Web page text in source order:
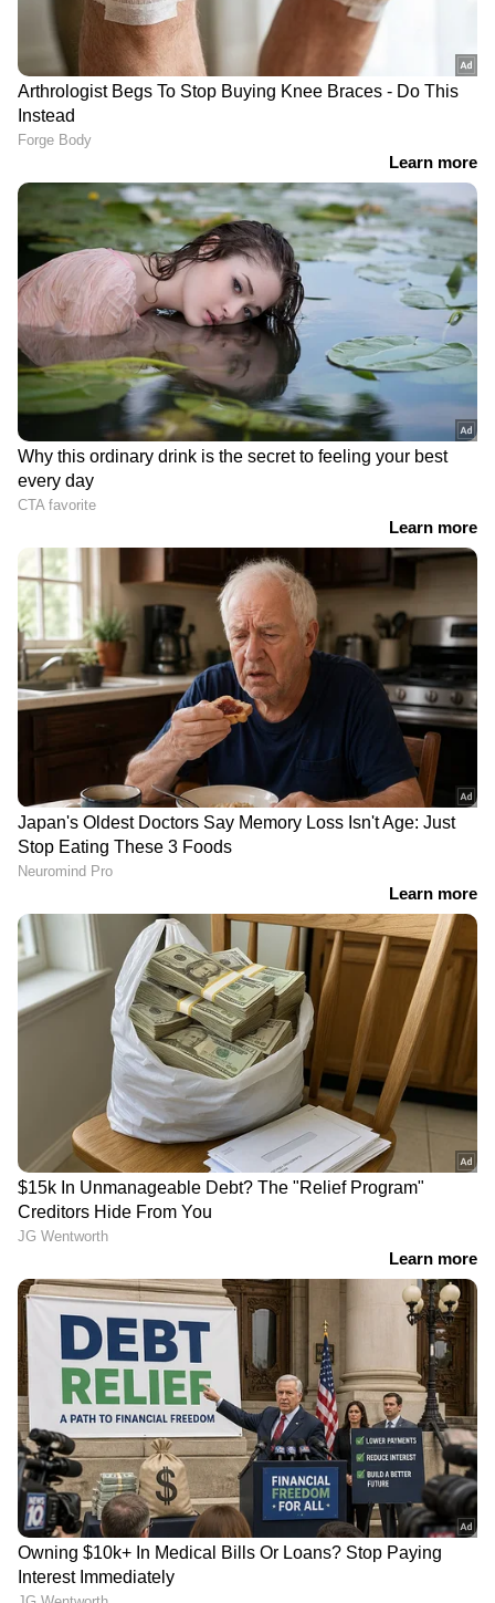
PH 592907
സമശ്വാസ സമ്മാനം (.8,000/-)
PA 592907
PB 592907
PC 592907
PF 592907
PG 592907
PJ 592907
PL 592907
PM 592907
രണ്ടാം സമ്മാനം [10 Lakhs]
PJ 661828
മൂന്നാം സമ്മാനം [ 1 ലക്ഷം]